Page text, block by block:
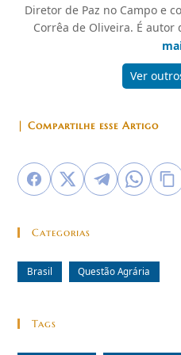
Diretor de Paz no Campo e
Corrêa de Oliveira. É
Ver
| Compartilhe esse Artigo
Categorias
Brasil Questão Agrária
Tags